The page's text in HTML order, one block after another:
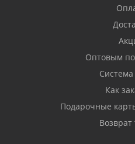
Оптовым
Система
Как
Подарочные
Возврат